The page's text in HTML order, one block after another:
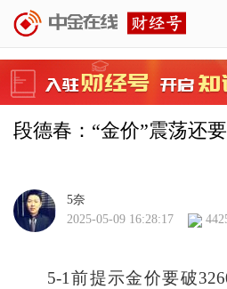
段德春：“金价”震荡还要
5奈
2025-05-09 16:28:17
5-1前提示金价要破